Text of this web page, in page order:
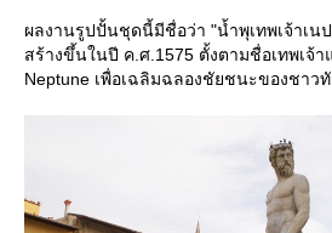
ผลงานรูปปั้นชุดนี้มีชื่อว่า "น้ำพุเทพเจ้าเน
สร้างขึ้นในปี ค.ศ.1575 ตั้งตามชื่อเทพเจ้
Neptune เพื่อเฉลิมฉลองชัยชนะของชาว